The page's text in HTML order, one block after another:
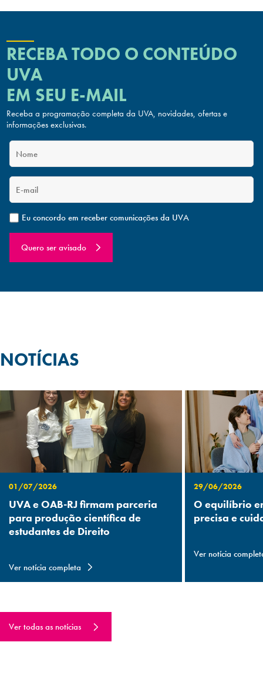
RECEBA TODO O CONTEÚDO
UVA
EM SEU E-MAIL
Receba a programação completa da UVA, novidades, ofertas e
informações exclusivas.
Eu concordo em receber comunicações da UVA
Quero ser avisado
NOTÍCIAS
01/07/2026
UVA e OAB-RJ firmam parceria
para produção científica de
estudantes de Direito
Ver notícia completa
29/06/2026
O equilíbrio
precisa e
Ver notícia
Ver todas as notícias